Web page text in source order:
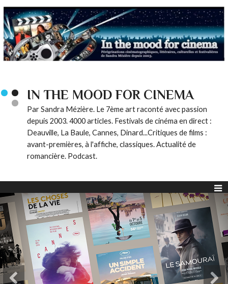
IN THE MOOD FOR CINEMA
Par Sandra Mézière. Le 7ème art raconté avec passion
depuis 2003. 4000 articles. Festivals de cinéma en direct :
Deauville, La Baule, Cannes, Dinard...Critiques de films :
avant-premières, à l'affiche, classiques. Actualité de
romancière. Podcast.